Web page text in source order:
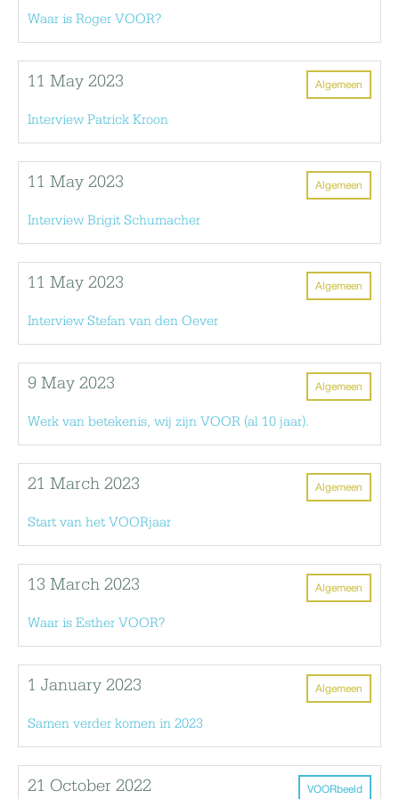
Waar is Roger VOOR?
Algemeen
11 May 2023
Interview Patrick Kroon
Algemeen
11 May 2023
Interview Brigit Schumacher
Algemeen
11 May 2023
Interview Stefan van den Oever
Algemeen
9 May 2023
Werk van betekenis, wij zijn VOOR (al 10 jaar).
Algemeen
21 March 2023
Start van het VOORjaar
Algemeen
13 March 2023
Waar is Esther VOOR?
Algemeen
1 January 2023
Samen verder komen in 2023
VOORbeeld
21 October 2022